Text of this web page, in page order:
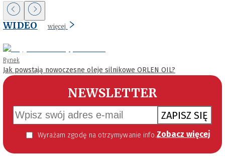
WIDEO więcej
Rynek
Jak powstają nowoczesne oleje silnikowe ORLEN OIL?
NEWSLETTER
ZAPISZ SIĘ
Wyrażam zgodę na otrzymywanie informacji handlowej kierowanej do mnie za pomocą środków komunikacji elektronicznej w szczególności poczty elektronicznej zgodnie z przepisem art. 10 ust 2 ustawy z dnia 18 lipca 2002 roku o świadczeniu usług drogą elektroniczną (Dz. U. 144 z 2002 r. poz. 1204). Zgoda jest dobrowolna, jednak jej wyrażenie jest konieczne, aby otrzymywać newsletter. Zobacz więcej